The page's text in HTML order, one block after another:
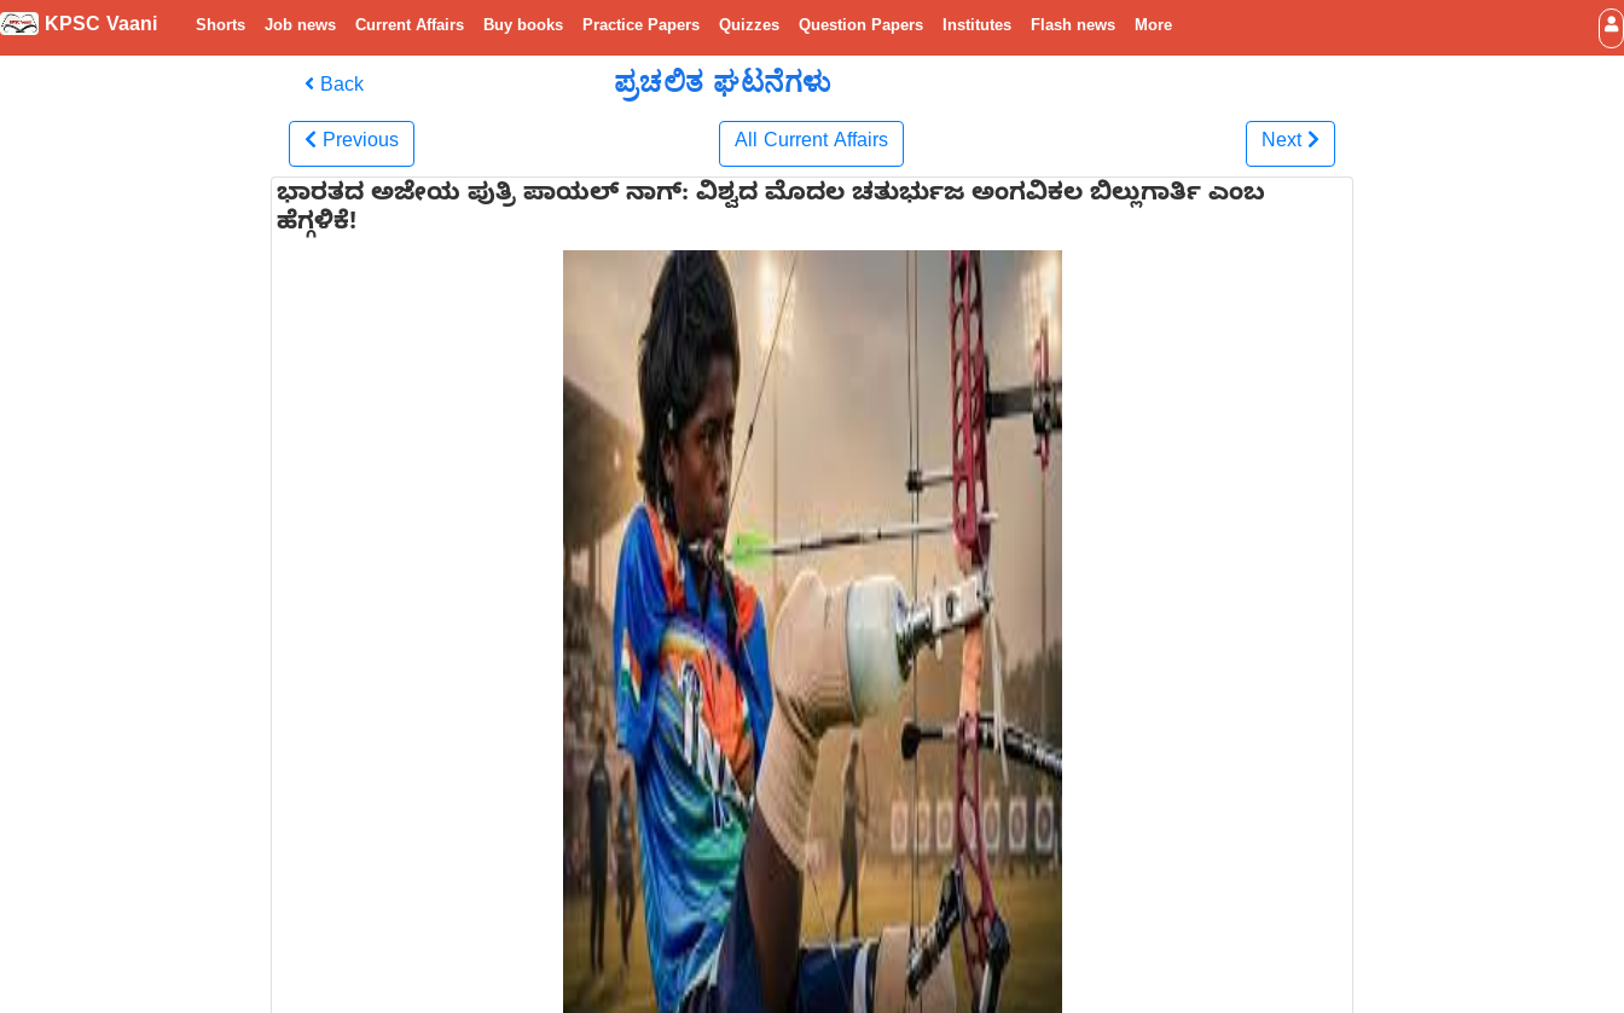
KPSC Vaani Shorts Job news Current Affairs Buy books Practice Papers Quizzes Question Papers Institutes Flash news More
Back ಪ್ರಚಲಿತ ಘಟನೆಗಳು
Previous All Current Affairs Next
ಭಾರತದ ಅಜೇಯ ಪುತ್ರಿ ಪಾಯಲ್ ನಾಗ್: ವಿಶ್ವದ ಮೊದಲ ಚತುರ್ಭುಜ ಅಂಗವಿಕಲ ಬಿಲ್ಲುಗಾರ್ತಿ ಎಂಬ
ಹೆಗ್ಗಳಿಕೆ!